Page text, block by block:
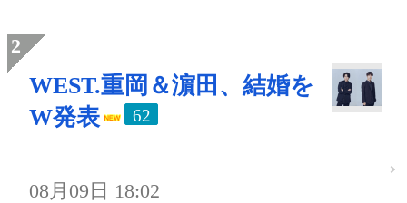
WEST.重岡＆濵田、結婚を
W発表
62
08月09日 18:02